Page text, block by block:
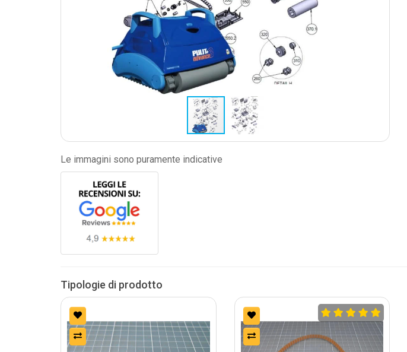
Le immagini sono puramente indicative
Tipologie di prodotto